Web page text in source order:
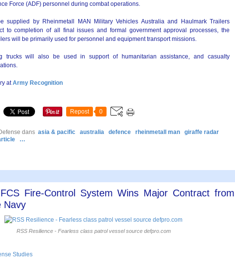
Force (ADF) personnel during combat operations.
supplied by Rheinmetall MAN Military Vehicles Australia and Haulmark Trailers
to completion of all final issues and formal government approval processes, the
will be primarily used for personnel and equipment transport missions.
trucks will also be used in support of humanitarian assistance, and casualty
atArmy Recognition
Repost 0
dans asia & pacific australia defence rheinmetall man
giraffe radar
…
Fire-Control System Wins Major Contract from
Navy
RSS Resilience - Fearless class patrol vessel source defpro.com
Studies